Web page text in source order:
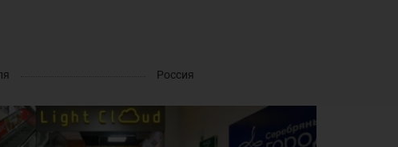
Россия